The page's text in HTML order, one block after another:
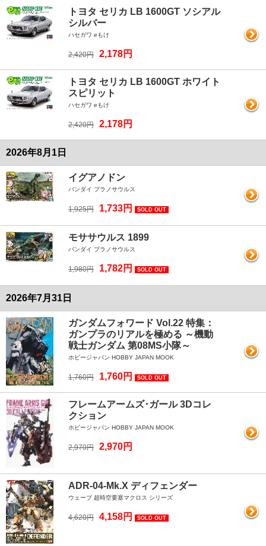
トヨタ セリカ LB 1600GT ソシアル
シルバー
ハセガワ eもけ
2,420円 2,178円
トヨタ セリカ LB 1600GT ホワイト
スピリット
ハセガワ eもけ
2,420円 2,178円
2026年8月1日
イグアノドン
バンダイ プラノサウルス
1,925円 1,733円 SOLD OUT
モササウルス 1899
バンダイ プラノサウルス
1,980円 1,782円 SOLD OUT
2026年7月31日
ガンダムフォワード Vol.22 特集：
ガンプラのリアルを極める ～機動
戦士ガンダム 第08MS小隊～
ホビージャパン HOBBY JAPAN MOOK
1,760円 1,760円 SOLD OUT
フレームアームズ･ガール 3Dコレ
クション
ホビージャパン HOBBY JAPAN MOOK
2,970円 2,970円
ADR-04-Mk.X ディフェンダー
ウェーブ 超時空要塞マクロス シリーズ
4,620円 4,158円 SOLD OUT